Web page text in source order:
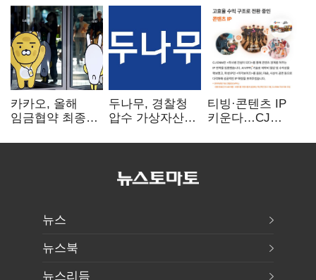
카카오, 올해
임금협약 최종
인상·격려금
두나무, 경찰청
압수 가상자산
커스터디 사업
티빙·콘텐츠 IP
키운다…CJ
글로벌 확장 가속
뉴스
뉴스북
뉴스리듬